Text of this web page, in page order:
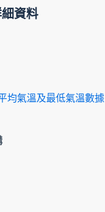
資料
均氣溫及最低氣溫數據